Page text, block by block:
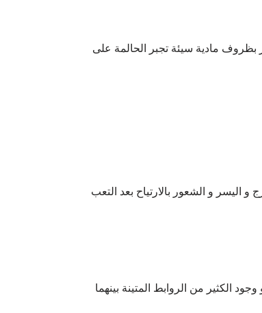
مادية سيئة تجبر الحالمة على
اليسر و الشعور بالارتياح بعد التعب
الكثير من الروابط المتينة بينهما